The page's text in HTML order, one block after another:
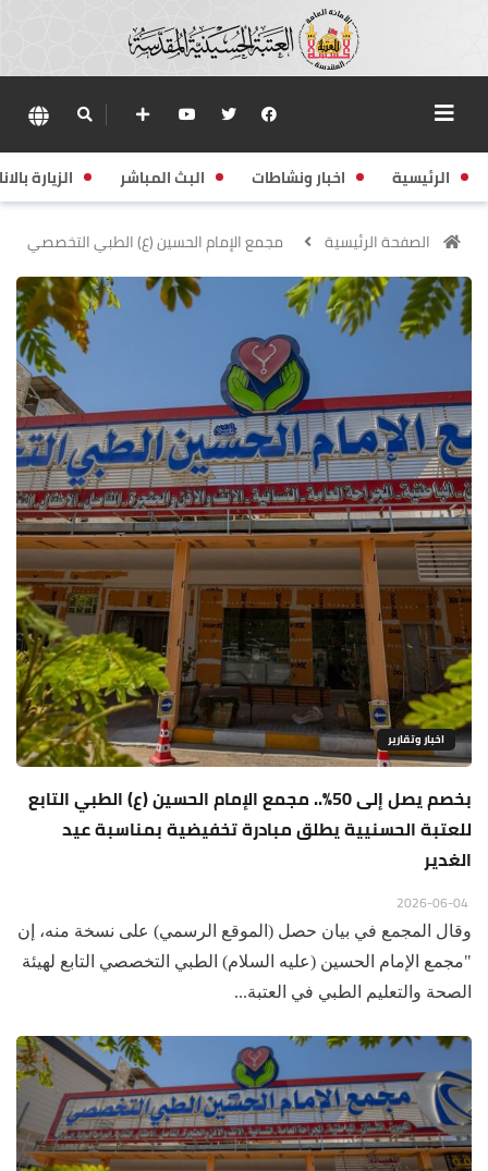
الرئيسية اخبار ونشاطات البث المباشر الزيارة
الصفحة الرئيسية مجمع الإمام الحسين (ع) الطبي التخصصي
اخبار وتقارير
بخصم يصل إلى 50%.. مجمع الإمام الحسين (ع) الطبي التابع
للعتبة الحسنيية يطلق مبادرة تخفيضية بمناسبة عيد
الغدير
‏‏وقال المجمع في بيان حصل (الموقع الرسمي) على نسخة منه، إن
"مجمع الإمام الحسين (عليه السلام) الطبي التخصصي التابع لهيئة
الصحة والتعليم الطبي في العتبة...